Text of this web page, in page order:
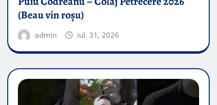
(Beau vin roșu)
admin iul. 31, 2026